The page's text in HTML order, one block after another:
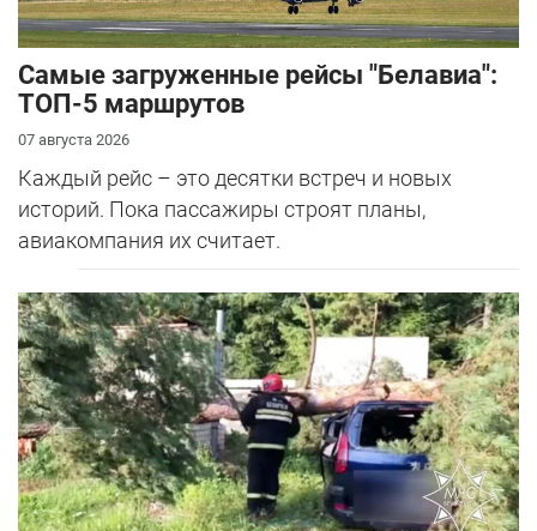
Самые загруженные рейсы "Белавиа":
ТОП-5 маршрутов
07 августа 2026
Каждый рейс – это десятки встреч и новых
историй. Пока пассажиры строят планы,
авиакомпания их считает.